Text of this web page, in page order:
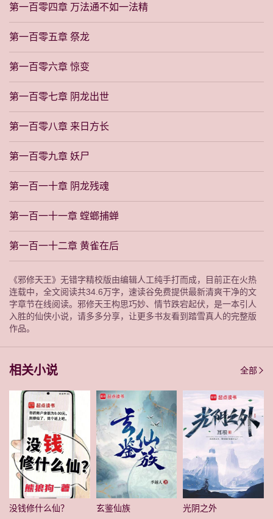
第一百零四章 万法通不如一法精
第一百零五章 祭龙
第一百零六章 惊变
第一百零七章 阴龙出世
第一百零八章 来日方长
第一百零九章 妖尸
第一百一十章 阴龙残魂
第一百一十一章 螳螂捕蝉
第一百一十二章 黄雀在后
《邪修天王》无错字精校版由编辑人工纯手打而成，目前正在火热
连载中，全文阅读共34.6万字，速读谷免费提供最新清爽干净的文
字章节在线阅读。邪修天王构思巧妙、情节跌宕起伏，是一本引人
入胜的仙侠小说，请多多分享，让更多书友看到踏雪真人的完整版
作品。
相关小说 全部
没钱修什么仙？ 玄鉴仙族 光阴之外